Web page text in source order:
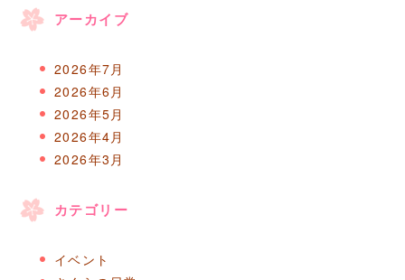
アーカイブ
2026年7月
2026年6月
2026年5月
2026年4月
2026年3月
カテゴリー
イベント